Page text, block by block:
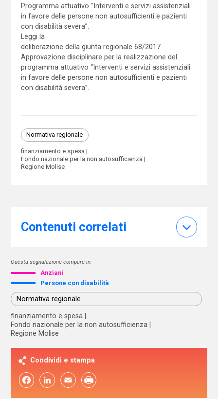
Programma attuativo “Interventi e servizi assistenziali
in favore delle persone non autosufficienti e pazienti
con disabilità severa”.
Leggi la
deliberazione della giunta regionale 68/2017
Approvazione disciplinare per la realizzazione del
programma attuativo “Interventi e servizi assistenziali
in favore delle persone non autosufficienti e pazienti
con disabilità severa”.
Normativa regionale
finanziamento e spesa
Fondo nazionale per la non autosufficienza
Regione Molise
Contenuti correlati
Questa segnalazione compare in:
Anziani
Persone con disabilità
Normativa regionale
finanziamento e spesa
Fondo nazionale per la non autosufficienza
Regione Molise
Condividi e stampa
FacebookLinkedIn Email